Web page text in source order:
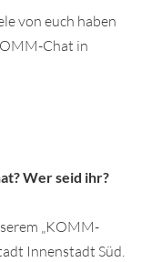
von euch haben
Chat in
Wer seid ihr?
„KOMM-
Innenstadt Süd.